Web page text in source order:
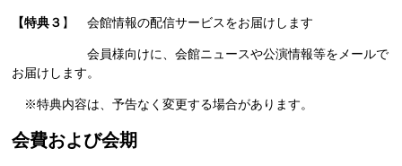
【特典３ 】 会館情報の配信サービスをお届けします
会員様向けに、会館ニュースや公演情報等をメールで
お届けします。
※特典内容は、予告なく変更する場合があります。
会費および会期